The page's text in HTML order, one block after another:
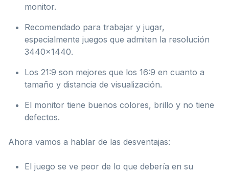
monitor.
Recomendado para trabajar y jugar,
especialmente juegos que admiten la resolución
3440×1440.
Los 21:9 son mejores que los 16:9 en cuanto a
tamaño y distancia de visualización.
El monitor tiene buenos colores, brillo y no tiene
defectos.
Ahora vamos a hablar de las desventajas:
El juego se ve peor de lo que debería en su